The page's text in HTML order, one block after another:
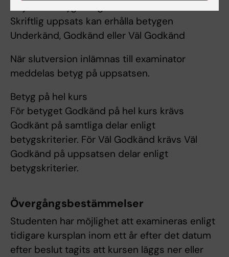
Skriftlig uppsats kan erhålla betygen
Underkänd, Godkänd eller Väl Godkänd
När slutversion inlämnas till examinator
meddelas betyg på uppsatsen.
Betyg på hel kurs
För betyget Godkänd på hel kurs krävs
Godkänt på samtliga delar enligt
betygskriterier. För Väl Godkänd krävs Väl
Godkänd på uppsatsen delar enligt
betygskriterier.
Övergångsbestämmelser
Studenten har möjlighet att examineras enligt
tidigare kursplan inom ett år efter det datum
efter beslut tagits att kursen läggs ner eller